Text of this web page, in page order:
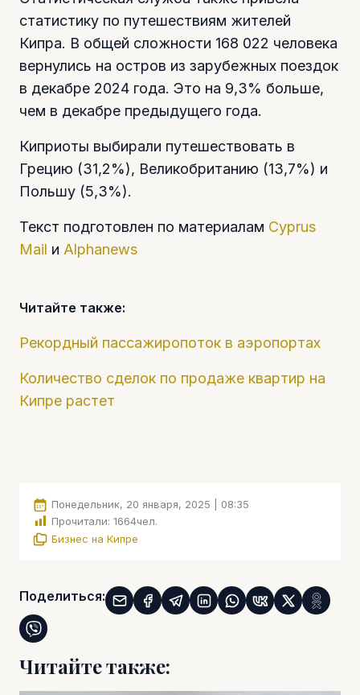
статистику по путешествиям жителей
Кипра. В общей сложности 168 022 человека
вернулись на остров из зарубежных поездок
в декабре 2024 года. Это на 9,3% больше,
чем в декабре предыдущего года.
Киприоты выбирали путешествовать в
Грецию (31,2%), Великобританию (13,7%) и
Польшу (5,3%).
Текст подготовлен по материалам Cyprus
Mail и Alphanews
Читайте также:
Рекордный пассажиропоток в аэропортах
Количество сделок по продаже квартир на
Кипре растет
Понедельник, 20 января, 2025 | 08:35
Прочитали: 1664чел.
Бизнес на Кипре
Поделиться:
Читайте также: